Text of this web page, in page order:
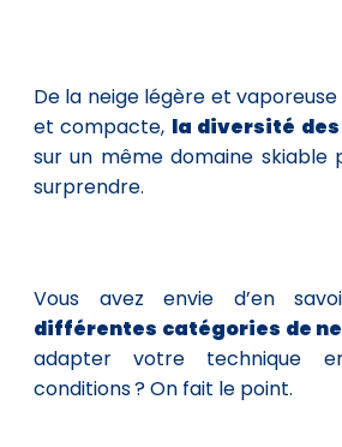
De la neige légère et
et compacte, la diversité
sur un même domaine skiable
surprendre.
Vous avez envie d’en
différentes catégories de
adapter votre technique
conditions ? On fait le point.